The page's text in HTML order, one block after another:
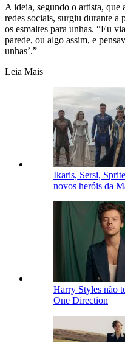
A ideia, segundo o artista, que
redes sociais, surgiu durante a
os esmaltes para unhas. “Eu
parede, ou algo assim, e
unhas’.”
Leia Mais
Ikaris, Sersi,
novos heróis da
Harry Styles não
One Direction